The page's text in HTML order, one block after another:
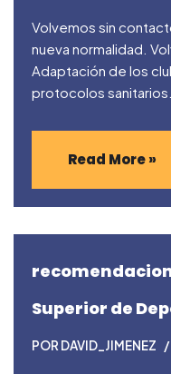
Volvemos sin
nueva normalidad.
Adaptación de los
protocolos
Read More »
Superior de
POR DAVID_JIMENEZ